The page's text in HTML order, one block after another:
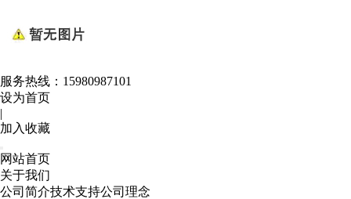
服务热线： 15980987101
设为首页
|
加入收藏
网站首页
关于我们
公司简介技术支持公司理念